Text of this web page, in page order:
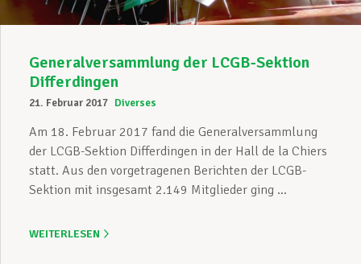
Mitglied werden
Aktuell
Generalversammlung der LCGB-Sektion
Differdingen
21. Februar 2017 Diverses
Am 18. Februar 2017 fand die Generalversammlung
der LCGB-Sektion Differdingen in der Hall de la Chiers
statt. Aus den vorgetragenen Berichten der LCGB-
Sektion mit insgesamt 2.149 Mitglieder ging ...
WEITERLESEN